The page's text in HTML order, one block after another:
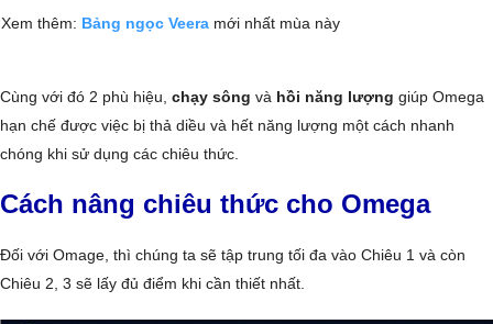
Xem thêm: Bảng ngọc Veera mới nhất mùa này
Cùng với đó 2 phù hiệu, chạy sông và hồi năng lượng giúp Omega
hạn chế được việc bị thả diều và hết năng lượng một cách nhanh
chóng khi sử dụng các chiêu thức.
Cách nâng chiêu thức cho Omega
Đối với Omage, thì chúng ta sẽ tập trung tối đa vào Chiêu 1 và còn
Chiêu 2, 3 sẽ lấy đủ điểm khi cần thiết nhất.